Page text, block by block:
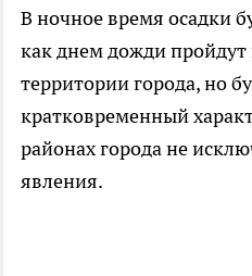
В ночное время осадки
как днем дожди пройдут
территории города, но
кратковременный
районах города не
явления.